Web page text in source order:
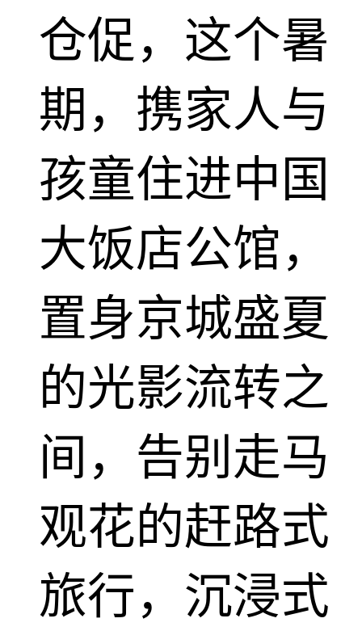
仓促，这个暑
期，携家人与
孩童住进中国
大饭店公馆，
置身京城盛夏
的光影流转之
间，告别走马
观花的赶路式
旅行，沉浸式